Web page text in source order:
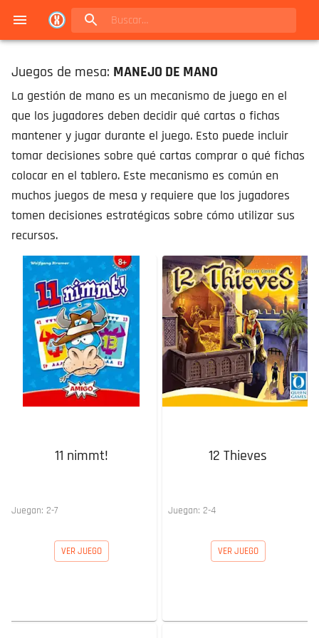
Juegos de mesa: MANEJO DE MANO
La gestión de mano es un mecanismo de juego en el
que los jugadores deben decidir qué cartas o fichas
mantener y jugar durante el juego. Esto puede incluir
tomar decisiones sobre qué cartas comprar o qué fichas
colocar en el tablero. Este mecanismo es común en
muchos juegos de mesa y requiere que los jugadores
tomen decisiones estratégicas sobre cómo utilizar sus
recursos.
11 nimmt!
Juegan: 2-7
VER JUEGO
12 Thieves
Juegan: 2-4
VER JUEGO
Navigated to Juegos de mesa en Buenos Aires | Conexión Berlín - Catálogo